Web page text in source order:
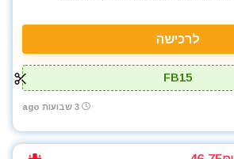
לרכישה
FB15
3 שבועות ago